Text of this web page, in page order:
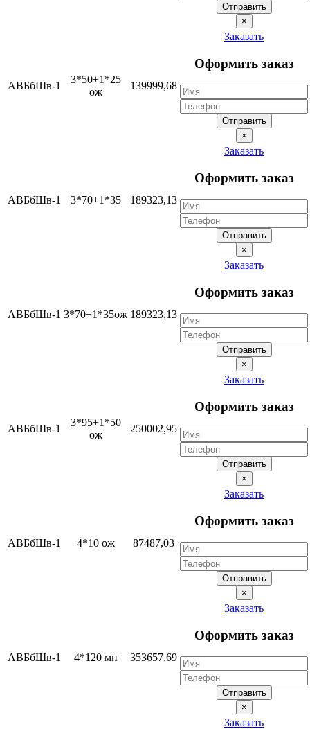
Отправить
×
АВБбШв-1
3*50+1*25
ож
139999,68
Заказать
Оформить заказ
Отправить
×
АВБбШв-1 3*70+1*35 189323,13
Заказать
Оформить заказ
Отправить
×
АВБбШв-1 3*70+1*35ож 189323,13
Заказать
Оформить заказ
Отправить
×
АВБбШв-1
3*95+1*50
ож
250002,95
Заказать
Оформить заказ
Отправить
×
АВБбШв-1 4*10 ож 87487,03
Заказать
Оформить заказ
Отправить
×
АВБбШв-1 4*120 мн 353657,69
Заказать
Оформить заказ
Отправить
×
Заказать